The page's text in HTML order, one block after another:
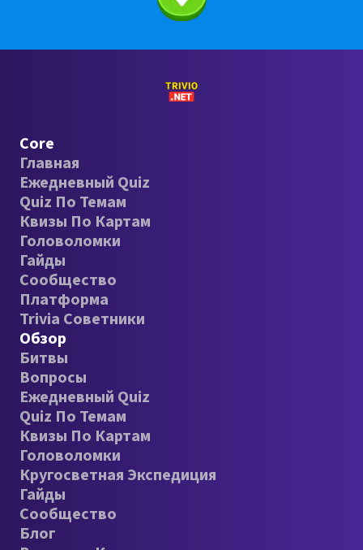
Core
Главная
Ежедневный Quiz
Quiz По Темам
Квизы По Картам
Головоломки
Гайды
Сообщество
Платформа
Trivia Советники
Обзор
Битвы
Вопросы
Ежедневный Quiz
Quiz По Темам
Квизы По Картам
Головоломки
Кругосветная Экспедиция
Гайды
Сообщество
Блог